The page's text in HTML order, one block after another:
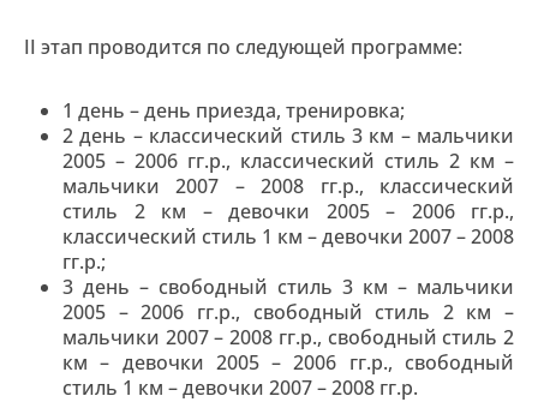
II этап проводится по следующей программе:
1 день – день приезда, тренировка;
2 день – классический стиль 3 км – мальчики
2005 – 2006 гг.р., классический стиль 2 км –
мальчики 2007 – 2008 гг.р., классический
стиль 2 км – девочки 2005 – 2006 гг.р.,
классический стиль 1 км – девочки 2007 – 2008
гг.р.;
3 день – свободный стиль 3 км – мальчики
2005 – 2006 гг.р., свободный стиль 2 км –
мальчики 2007 – 2008 гг.р., свободный стиль 2
км – девочки 2005 – 2006 гг.р., свободный
стиль 1 км – девочки 2007 – 2008 гг.р.